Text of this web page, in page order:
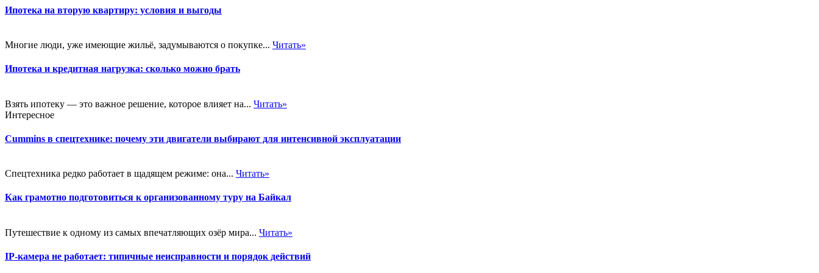
Ипотека на вторую квартиру: условия и выгоды
Многие люди, уже имеющие жильё, задумываются о покупке... Читать»
Ипотека и кредитная нагрузка: сколько можно брать
Взять ипотеку — это важное решение, которое влияет на... Читать»
Интересное
Cummins в спецтехнике: почему эти двигатели выбирают для интенсивной эксплуатации
Спецтехника редко работает в щадящем режиме: она... Читать»
Как грамотно подготовиться к организованному туру на Байкал
Путешествие к одному из самых впечатляющих озёр мира... Читать»
IP-камера не работает: типичные неисправности и порядок действий